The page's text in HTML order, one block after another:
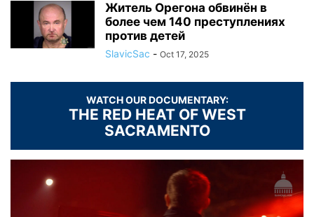
Житель Орегона обвинён в
более чем 140 преступлениях
против детей
SlavicSac - Oct 17, 2025
WATCH OUR DOCUMENTARY:
THE RED HEAT OF WEST
SACRAMENTO